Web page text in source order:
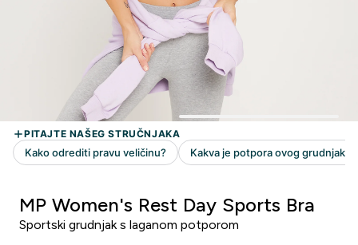
MP Women's Rest Day Sports Bra
Sportski grudnjak s laganom potporom